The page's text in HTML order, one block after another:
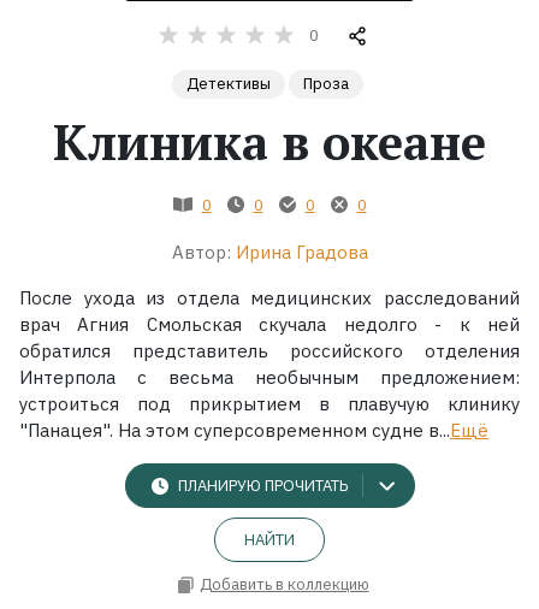
Экранизации
0
Детективы Проза
Клиника в океане
0 0 0 0
Автор: Ирина Градова
После ухода из отдела медицинских расследований
врач Агния Смольская скучала недолго - к ней
обратился представитель российского отделения
Интерпола с весьма необычным предложением:
устроиться под прикрытием в плавучую клинику
"Панацея". На этом суперсовременном судне в...Ещё
ПЛАНИРУЮ ПРОЧИТАТЬ
НАЙТИ
Добавить в коллекцию